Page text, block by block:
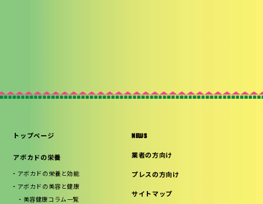
トップページ
アボカドの栄養
アボカドの栄養と効能
アボカドの美容と健康
美容健康コラム一覧
NEWS
業者の方向け
プレスの方向け
サイトマップ